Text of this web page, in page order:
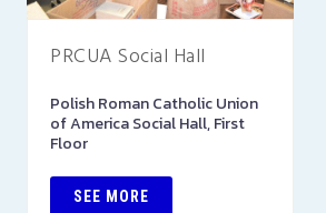
PRCUA Social Hall
Polish Roman Catholic Union
of America Social Hall, First
Floor
SEE MORE